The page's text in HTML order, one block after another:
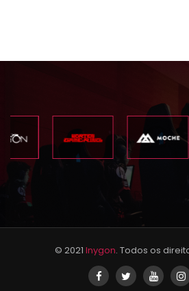
© 2021 Inygon. Todos os